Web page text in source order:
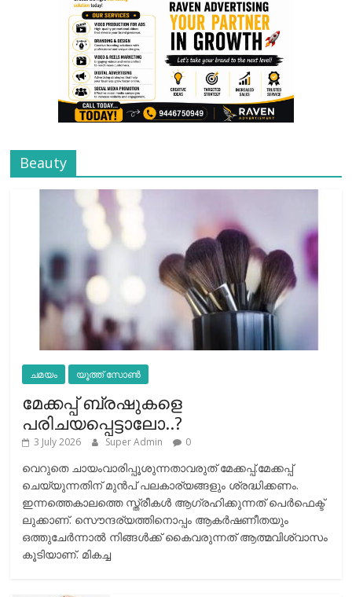
Beauty
ചമയം യൂത്ത് സോൺ
മേക്കപ്പ് ബ്രഷുകളെ
പരിചയപ്പെട്ടാലോ..?
3 July 2026 Super Admin 0
വെറുതെ ചായംവാരിപ്പൂശുന്നതാവരുത് മേക്കപ്പ്.മേക്കപ്പ്
ചെയ്യുന്നതിന് മുന്‍പ് പലകാര്യങ്ങളും ശ്രദ്ധിക്കണം.
ഇന്നത്തെകാലത്തെ സ്ത്രീകള്‍ ആഗ്രഹിക്കുന്നത് പെര്‍ഫെക്ട്
ലുക്കാണ്. സൌന്ദര്യത്തിനൊപ്പം ആകര്‍ഷണീതയും
ഒത്തുചേര്‍ന്നാല്‍ നിങ്ങള്‍ക്ക് കൈവരുന്നത് ആത്മവിശ്വാസം
കൂടിയാണ്. മികച്ച